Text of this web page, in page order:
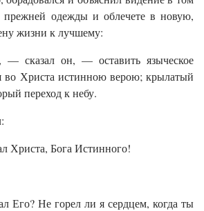
прежней одежды и облечете в новую,
жизни к лучшему:
— сказал он, — оставить языческое
во Христа истинною верою; крылатый
переход к небу.
Христа, Бога Истинного!
Его? Не горел ли я сердцем, когда ты